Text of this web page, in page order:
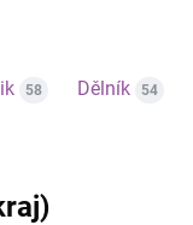
58 Dělník 54